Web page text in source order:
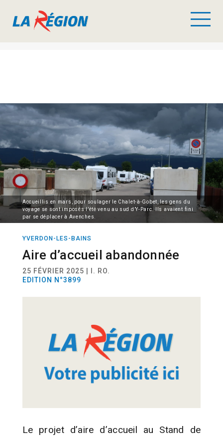
Accueillis en mars, pour soulager le Chalet-à-Gobet, les gens du
voyage se sont imposés l’été venu au sud d’Y-Parc. Ils avaient fini
par se déplacer à Avenches.
YVERDON-LES-BAINS
Aire d’accueil abandonnée
25 FÉVRIER 2025 | I. RO.
EDITION N°3899
Le projet d’aire d’accueil au Stand de